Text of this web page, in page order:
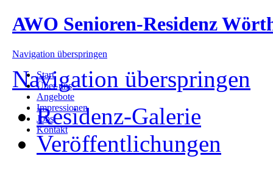
AWO Senioren-Residenz
Navigation überspringen
Start
Über uns
Angebote
Impressionen
Jobs
Kontakt
Navigation überspringen
Residenz-Galerie
Veröffentlichungen